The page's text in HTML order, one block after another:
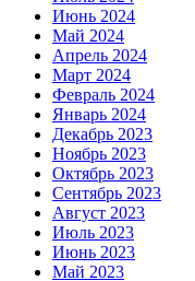
Июнь 2024
Май 2024
Апрель 2024
Март 2024
Февраль 2024
Январь 2024
Декабрь 2023
Ноябрь 2023
Октябрь 2023
Сентябрь 2023
Август 2023
Июль 2023
Июнь 2023
Май 2023